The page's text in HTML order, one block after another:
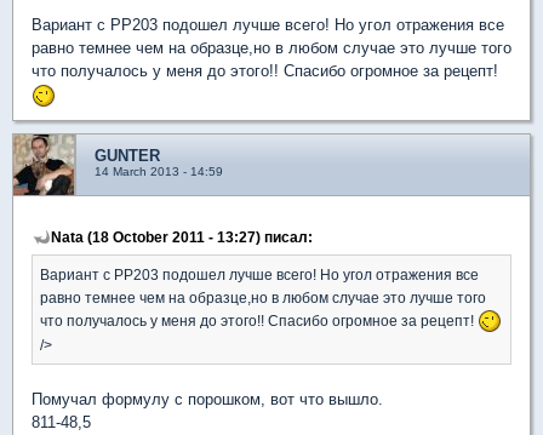
Вариант с PP203 подошел лучше всего! Но угол отражения все
равно темнее чем на образце,но в любом случае это лучше того
что получалось у меня до этого!! Спасибо огромное за рецепт!
GUNTER
14 March 2013 - 14:59
Nata (18 October 2011 - 13:27) писал:
Вариант с PP203 подошел лучше всего! Но угол отражения все
равно темнее чем на образце,но в любом случае это лучше того
что получалось у меня до этого!! Спасибо огромное за рецепт!
/>
Помучал формулу с порошком, вот что вышло.
811-48,5